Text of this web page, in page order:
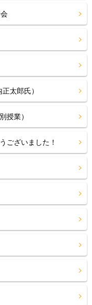
太郎氏）
授業）
ございました！